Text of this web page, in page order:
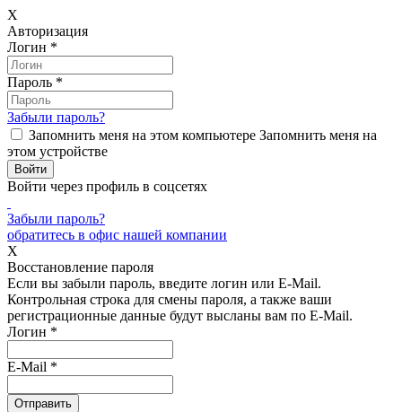
X
Авторизация
Логин *
Пароль *
Забыли пароль?
Запомнить меня на этом компьютере Запомнить меня на
этом устройстве
Войти через профиль в соцсетях
Забыли пароль?
обратитесь в офис нашей компании
X
Восстановление пароля
Если вы забыли пароль, введите логин или E-Mail.
Контрольная строка для смены пароля, а также ваши
регистрационные данные будут высланы вам по E-Mail.
Логин *
E-Mail *